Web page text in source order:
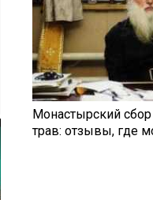
Монастырский сбор
трав: отзывы, где